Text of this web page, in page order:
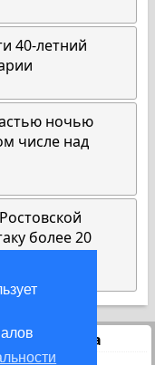
40-летний
ночью
числе над
более 20
Статистика